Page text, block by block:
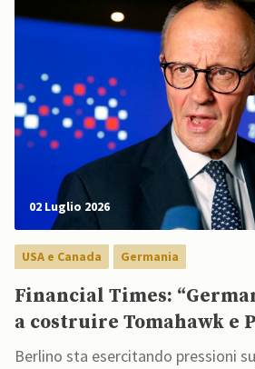
02 Luglio 2026
USA e Canada Germania
Financial Times:
a costruire Tomahawk e
suolo tedesco”
Berlino sta esercitando pressioni